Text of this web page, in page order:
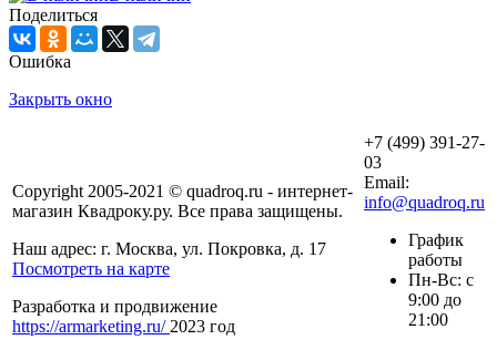
Поделиться
Ошибка
Закрыть окно
Copyright 2005-2021 © quadroq.ru - интернет-
магазин Квадроку.ру. Все права защищены.
Наш адрес: г. Москва, ул. Покровка, д. 17
Посмотреть на карте
Разработка и продвижение
https://armarketing.ru/ 2023 год
+7 (499) 391-27-
03
Email:
info@quadroq.ru
График
работы
Пн-Вс: с
9:00 до
21:00